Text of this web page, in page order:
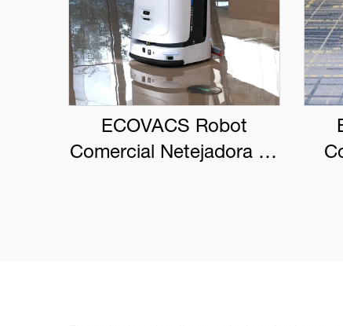
ECOVACS Robot
Comercial Netejadora de